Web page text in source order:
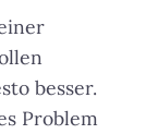
besser.
Problem